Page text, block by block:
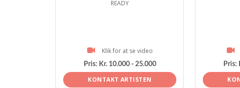
READY
Klik for at se video
Pris: Kr. 10.000 - 25.000
KONTAKT ARTISTEN
Pris: